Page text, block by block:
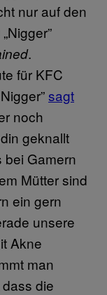
nur auf den
.
für KFC
sagt
noch
geknallt
bei Gamern
Mütter sind
ein gern
unsere
Akne
man
die